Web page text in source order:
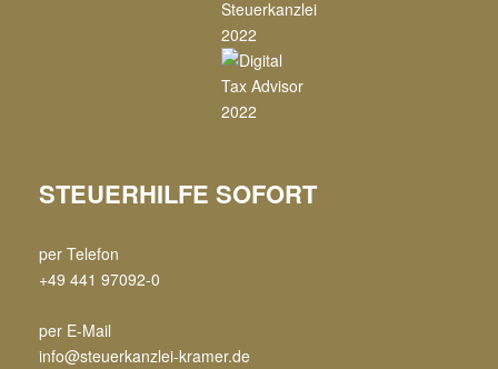
STEUERHILFE SOFORT
per Telefon
+49 441 97092-0
per E-Mail
info@steuerkanzlei-kramer.de